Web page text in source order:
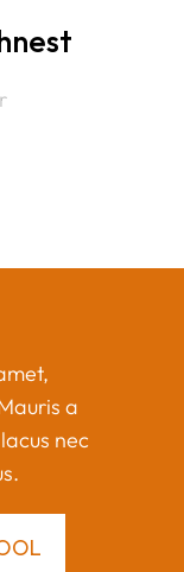
a
nec